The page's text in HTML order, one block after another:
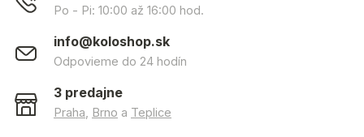
Po - Pi: 10:00 až 16:00 hod.
info@koloshop.sk
Odpovieme do 24 hodín
3 predajne
Praha Brno a Teplice